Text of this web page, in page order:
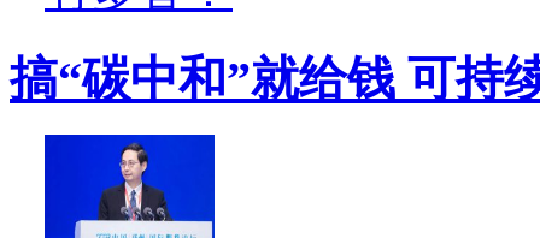
搞“碳中和”就给钱 可持